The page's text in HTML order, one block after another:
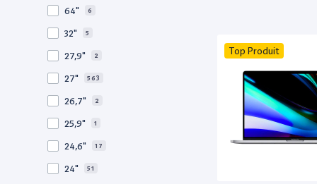
64" 6
32" 5
27,9" 2
27" 563
26,7" 2
25,9" 1
24,6" 17
24" 51
Top Produit